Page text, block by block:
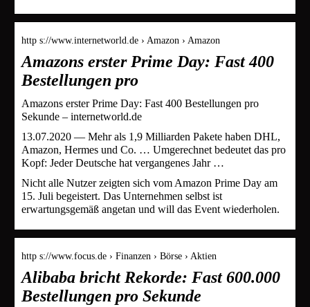
http s://www.internetworld.de › Amazon › Amazon
Amazons erster Prime Day: Fast 400
Bestellungen pro
Amazons erster Prime Day: Fast 400 Bestellungen pro
Sekunde – internetworld.de
13.07.2020 — Mehr als 1,9 Milliarden Pakete haben DHL,
Amazon, Hermes und Co. … Umgerechnet bedeutet das pro
Kopf: Jeder Deutsche hat vergangenes Jahr …
Nicht alle Nutzer zeigten sich vom Amazon Prime Day am
15. Juli begeistert. Das Unternehmen selbst ist
erwartungsgemäß angetan und will das Event wiederholen.
http s://www.focus.de › Finanzen › Börse › Aktien
Alibaba bricht Rekorde: Fast 600.000
Bestellungen pro Sekunde